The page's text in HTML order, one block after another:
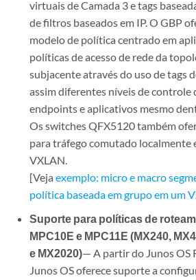
virtuais de Camada 3 e tags
de filtros baseados em IP. O GBP
modelo de política centrado em
políticas de acesso de rede da
subjacente através do uso de tags
assim diferentes níveis de controle
endpoints e aplicativos mesmo
Os switches QFX5120 também
para tráfego comutado localmente
VXLAN.
[Vejaexemplo: micro e macro
política baseada em grupo em um
Suporte para políticas de
MPC10E e MPC11E (MX240,
e MX2020)— A partir do Junos OS
Junos OS oferece suporte a